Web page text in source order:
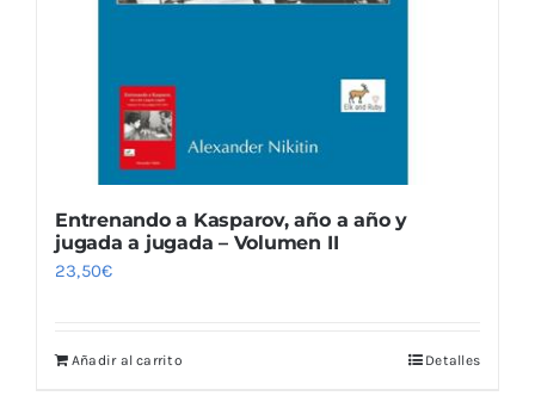
Entrenando a Kasparov, año a año y
jugada a jugada – Volumen II
23,50€
Añadir al carrito Detalles